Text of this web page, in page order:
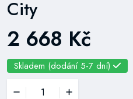
City
2 668 Kč
Skladem (dodání 5-7 dní)